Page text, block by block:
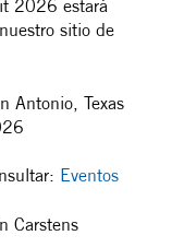
2026 estará
sitio de
Antonio, Texas
Eventos
Carstens